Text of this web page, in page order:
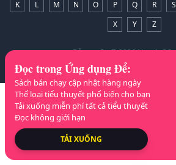
K
L M N O P Q R S
X
Y Z
Bản quyền© 2026 NovelaGO
Đọc trong Ứng dụng Để:
Sách bán chạy cập nhật hàng ngày
Thể loại tiểu thuyết phổ biến cho bạn
Tải xuống miễn phí tất cả tiểu thuyết
Đọc không giới hạn
TẢI XUỐNG